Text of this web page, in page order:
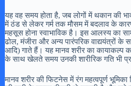
यह वह समय होता है, जब लोगों में थकान की
में ठंड से लेकर गर्म तक मौसम में बदलाव के
महसूस होना स्वाभाविक है। इस आलस्य का
ढोल, मंजीरा और अन्य पारंपरिक वाद्ययंत्रों के
आदि) गाते हैं। यह मानव शरीर का कायाकल्प
के साथ खेलते समय उनकी शारीरिक गति भी
मानव शरीर की फिटनेस में रंग महत्वपूर्ण